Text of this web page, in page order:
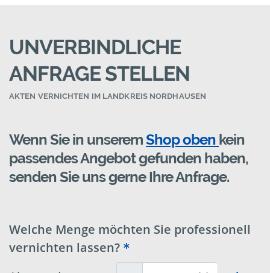
UNVERBINDLICHE
ANFRAGE STELLEN
AKTEN VERNICHTEN IM LANDKREIS NORDHAUSEN
Wenn Sie in unseremShop oben kein
passendes Angebot gefunden haben,
senden Sie uns gerne Ihre Anfrage.
Welche Menge möchten Sie professionell
vernichten lassen?